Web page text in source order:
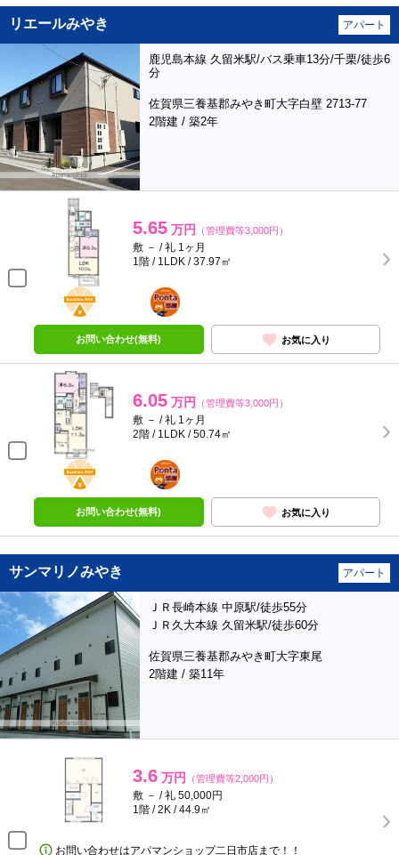
リエールみやき アパート
鹿児島本線 久留米駅/バス乗車13分/千栗/徒歩6
分
佐賀県三養基郡みやき町大字白壁 2713-77
2階建 / 築2年
5.65 万円 （管理費等3,000円）
敷 － / 礼 1ヶ月
1階 / 1LDK / 37.97㎡
BunChinPAY
ポンタ
部屋
お問い合わせ(無料) お気に入り
6.05 万円 （管理費等3,000円）
敷 － / 礼 1ヶ月
2階 / 1LDK / 50.74㎡
BunChinPAY
ポンタ
部屋
お問い合わせ(無料) お気に入り
サンマリノみやき アパート
ＪＲ長崎本線 中原駅/徒歩55分
ＪＲ久大本線 久留米駅/徒歩60分
佐賀県三養基郡みやき町大字東尾
2階建 / 築11年
3.6 万円 （管理費等2,000円）
敷 － / 礼 50,000円
1階 / 2K / 44.9㎡
お問い合わせはアパマンショップ二日市店まで！！